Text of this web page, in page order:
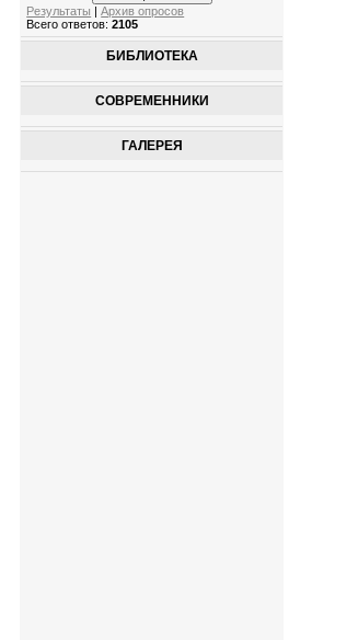
Результаты |Архив опросов
Всего ответов:2105
БИБЛИОТЕКА
СОВРЕМЕННИКИ
ГАЛЕРЕЯ